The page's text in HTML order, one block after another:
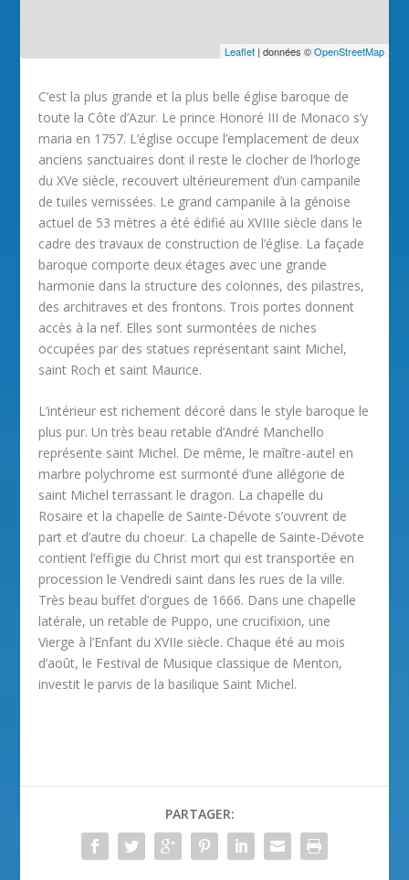
Leaflet| données ©OpenStreetMap
C’est la plus grande et la plus belle église baroque de
toute la Côte d’Azur. Le prince Honoré III de Monaco s’y
maria en 1757. L’église occupe l’emplacement de deux
anciens sanctuaires dont il reste le clocher de l’horloge
du XVe siècle, recouvert ultérieurement d’un campanile
de tuiles vernissées. Le grand campanile à la génoise
actuel de 53 mètres a été édifié au XVIIIe siècle dans le
cadre des travaux de construction de l’église. La façade
baroque comporte deux étages avec une grande
harmonie dans la structure des colonnes, des pilastres,
des architraves et des frontons. Trois portes donnent
accès à la nef. Elles sont surmontées de niches
occupées par des statues représentant saint Michel,
saint Roch et saint Maurice.
L’intérieur est richement décoré dans le style baroque le
plus pur. Un très beau retable d’André Manchello
représente saint Michel. De même, le maître-autel en
marbre polychrome est surmonté d’une allégorie de
saint Michel terrassant le dragon. La chapelle du
Rosaire et la chapelle de Sainte-Dévote s’ouvrent de
part et d’autre du choeur. La chapelle de Sainte-Dévote
contient l’effigie du Christ mort qui est transportée en
procession le Vendredi saint dans les rues de la ville.
Très beau buffet d’orgues de 1666. Dans une chapelle
latérale, un retable de Puppo, une crucifixion, une
Vierge à l’Enfant du XVIIe siècle. Chaque été au mois
d’août, le Festival de Musique classique de Menton,
investit le parvis de la basilique Saint Michel.
PARTAGER: